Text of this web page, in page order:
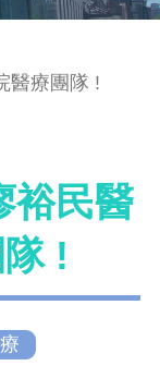
醫療團隊 !
裕民醫
!